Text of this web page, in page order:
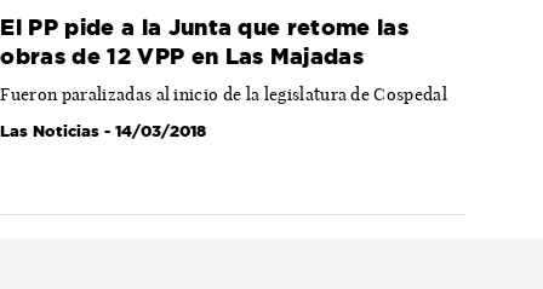
El PP pide a la Junta que retome las
obras de 12 VPP en Las Majadas
Fueron paralizadas al inicio de la legislatura de Cospedal
Las Noticias - 14/03/2018